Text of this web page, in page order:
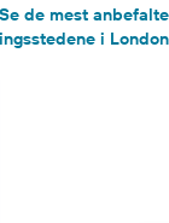
Se de mest anbefalte
i London